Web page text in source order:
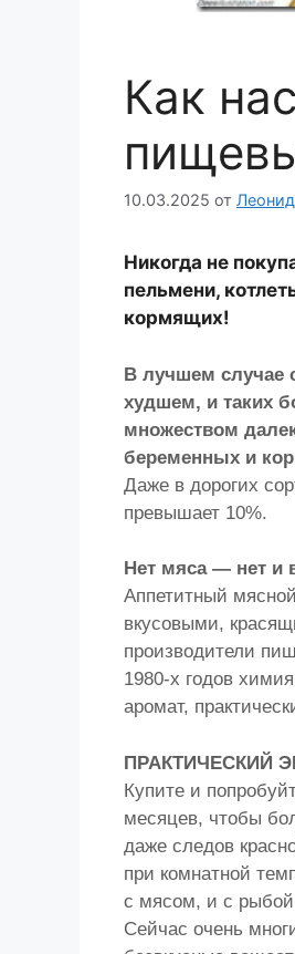
Как
10.03.2025 от
Никогда не
пельмени,
кормящих!
В лучшем случае
худшем, и таких
множеством
беременных и
Даже в дорогих
превышает 10%.
Нет мяса — нет и
Аппетитный
вкусовыми,
производители
1980-х годов
аромат,
ПРАКТИЧЕСКИЙ
Купите и
месяцев, чтобы
даже следов
при комнатной
с мясом, и с рыбой
Сейчас очень